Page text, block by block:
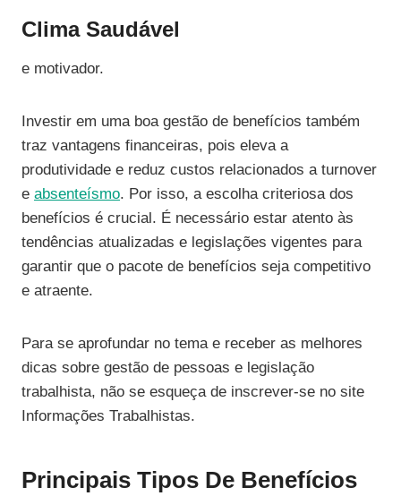
Clima Saudável
e motivador.
Investir em uma boa gestão de benefícios também
traz vantagens financeiras, pois eleva a
produtividade e reduz custos relacionados a turnover
e absenteísmo. Por isso, a escolha criteriosa dos
benefícios é crucial. É necessário estar atento às
tendências atualizadas e legislações vigentes para
garantir que o pacote de benefícios seja competitivo
e atraente.
Para se aprofundar no tema e receber as melhores
dicas sobre gestão de pessoas e legislação
trabalhista, não se esqueça de inscrever-se no site
Informações Trabalhistas.
Principais Tipos De Benefícios